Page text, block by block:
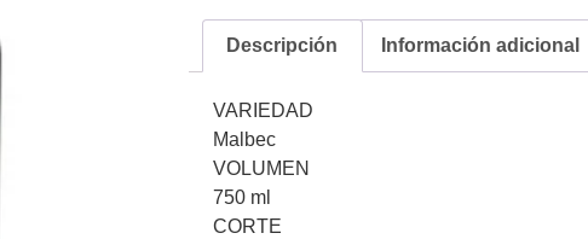
Descripción Información adicional
VARIEDAD
Malbec
VOLUMEN
750 ml
CORTE